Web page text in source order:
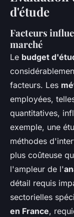
d'étude
Facteurs
marché
Le budget
facteurs. Les
employées,
quantitatives,
exemple, une
méthodes
plus coûteuse
l'ampleur de l'
détail requis
sectorielles
en France,